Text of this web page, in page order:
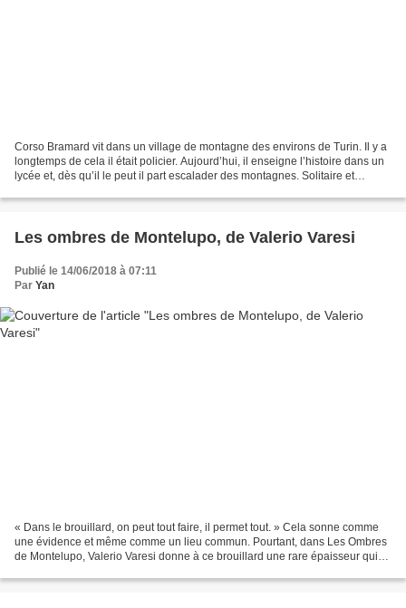
Corso Bramard vit dans un village de montagne des environs de Turin. Il y a
longtemps de cela il était policier. Aujourd’hui, il enseigne l’histoire dans un
lycée et, dès qu’il le peut il part escalader des montagnes. Solitaire et
Les ombres de Montelupo, de Valerio Varesi
Publié le 14/06/2018 à 07:11
Par Yan
« Dans le brouillard, on peut tout faire, il permet tout. » Cela sonne comme
une évidence et même comme un lieu commun. Pourtant, dans Les Ombres
de Montelupo, Valerio Varesi donne à ce brouillard une rare épaisseur qui